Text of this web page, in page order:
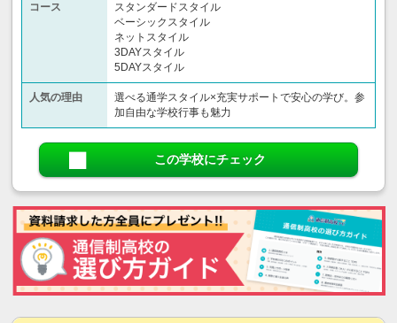
コース
スタンダードスタイル
ベーシックスタイル
ネットスタイル
3DAYスタイル
5DAYスタイル
人気の理由
選べる通学スタイル×充実サポートで安心の学び。参
加自由な学校行事も魅力
この学校にチェック